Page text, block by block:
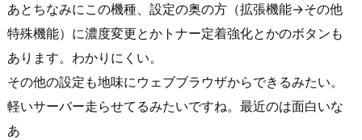
あとちなみにこの機種、設定の奥の方（拡張機能→その他
特殊機能）に濃度変更とかトナー定着強化とかのボタンも
あります。わかりにくい。
その他の設定も地味にウェブブラウザからできるみたい。
軽いサーバー走らせてるみたいですね。最近のは面白いな
あ